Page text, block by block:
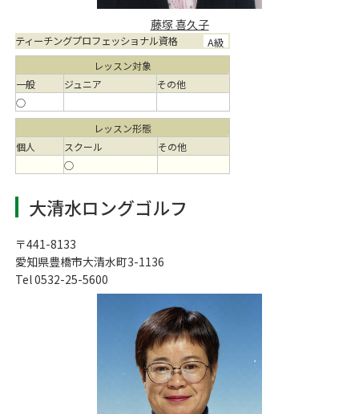
藤塚 喜久子
ティーチングプロフェッショナル資格 A級
レッスン対象
一般
ジュニア
その他
○
レッスン形態
個人
スクール
その他
○
大清水ロングゴルフ
〒441-8133
愛知県豊橋市大清水町3-1136
Tel 0532-25-5600